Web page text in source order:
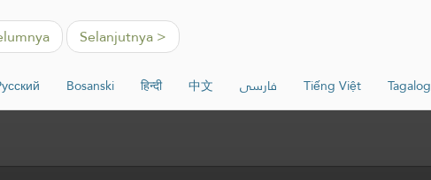
Selanjutnya >
Bosanski हिन्दी 中文 فارسی Tiếng Việt Tagalog